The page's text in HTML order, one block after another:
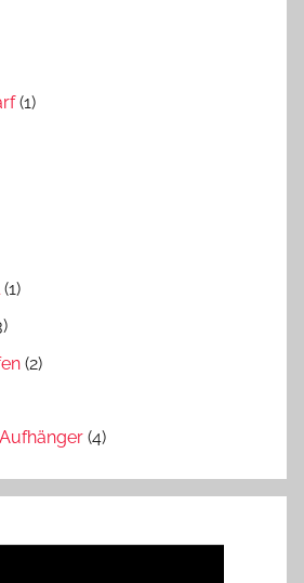
(1)
(1)
(2)
(4)